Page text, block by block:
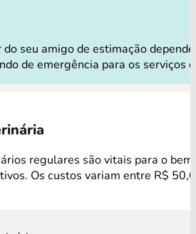
seu amigo de estimação
de emergência para os serviços
regulares são vitais para o
Os custos variam entre R$